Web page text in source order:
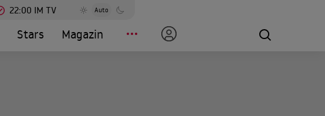
22:00 IM TV Auto
Stars Magazin